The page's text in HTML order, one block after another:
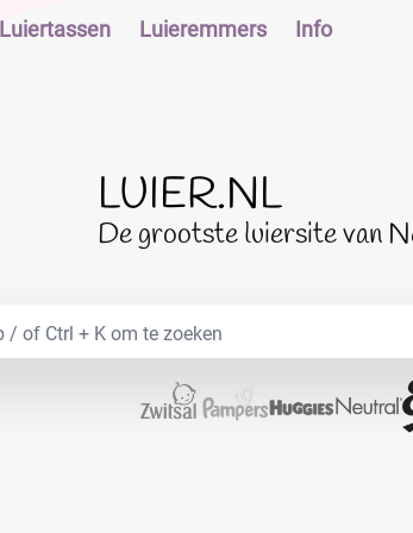
Luiertassen Luieremmers Info
LUIER.NL
De grootste luiersite van